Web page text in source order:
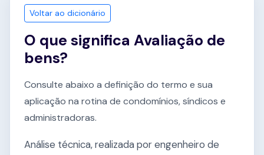
Voltar ao dicionário
O que significa Avaliação de
bens?
Consulte abaixo a definição do termo e sua
aplicação na rotina de condomínios, síndicos e
administradoras.
Análise técnica, realizada por engenheiro de